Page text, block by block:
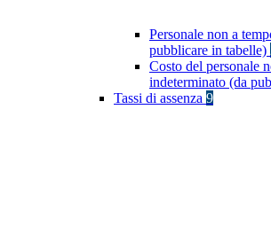
Personale non a
pubblicare in tabelle)
Costo del personale
indeterminato (da
Tassi di assenza 9